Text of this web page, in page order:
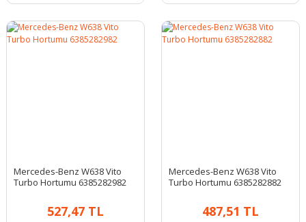
Mercedes-Benz W638 Vito
Turbo Hortumu 6385282982
527,47 TL
Mercedes-Benz W638 Vito
Turbo Hortumu 6385282882
487,51 TL